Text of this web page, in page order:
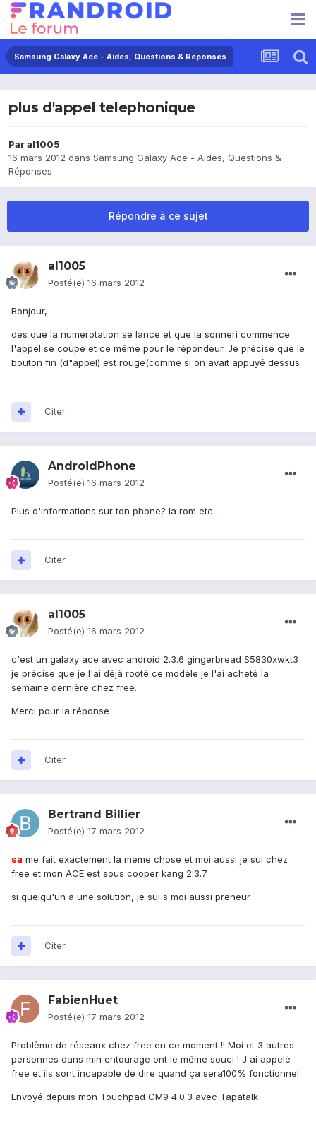
Samsung Galaxy Ace - Aides, Questions & Réponses
plus d'appel telephonique
Paral1005
16 mars 2012 dans Samsung Galaxy Ace - Aides, Questions &
Réponses
Répondre à ce sujet
al1005
Posté(e) 16 mars 2012
Bonjour,
des que la numerotation se lance et que la sonneri commence
l'appel se coupe et ce même pour le répondeur. Je précise que le
bouton fin (d"appel) est rouge(comme si on avait appuyé dessus
Citer
AndroidPhone
Posté(e) 16 mars 2012
Plus d'informations sur ton phone? la rom etc ...
Citer
al1005
Posté(e) 16 mars 2012
c'est un galaxy ace avec android 2.3.6 gingerbread S5830xwkt3
je précise que je l'ai déjà rooté ce modéle je l'ai acheté la
semaine dernière chez free.
Merci pour la réponse
Citer
Bertrand Billier
Posté(e) 17 mars 2012
sa me fait exactement la meme chose et moi aussi je sui chez
free et mon ACE est sous cooper kang 2.3.7
si quelqu'un a une solution, je sui s moi aussi preneur
Citer
FabienHuet
Posté(e) 17 mars 2012
Problème de réseaux chez free en ce moment !! Moi et 3 autres
personnes dans min entourage ont le même souci ! J ai appelé
free et ils sont incapable de dire quand ça sera100% fonctionnel
Envoyé depuis mon Touchpad CM9 4.0.3 avec Tapatalk